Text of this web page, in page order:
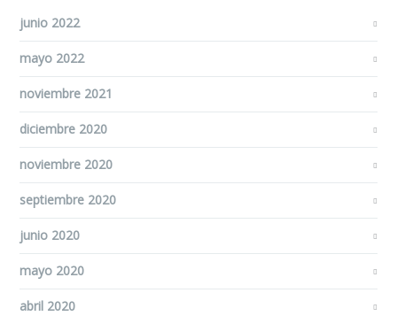
junio 2022
mayo 2022
noviembre 2021
diciembre 2020
noviembre 2020
septiembre 2020
junio 2020
mayo 2020
abril 2020